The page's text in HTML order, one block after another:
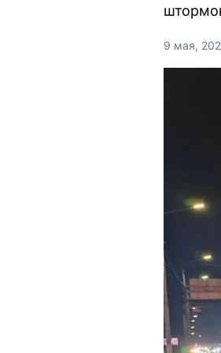
9 мая,